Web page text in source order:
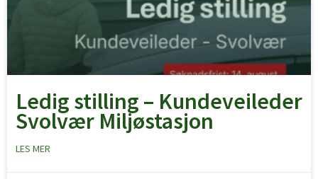
Ledig stilling – Kundeveileder
Svolvær Miljøstasjon
LES MER